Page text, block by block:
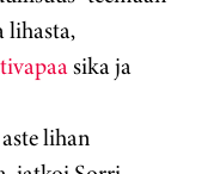
lihasta,
sika ja
lihan